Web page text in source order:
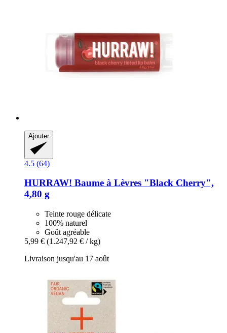
Ajouter
4.5 (64)
HURRAW! Baume à Lèvres "Black Cherry",
4,80 g
Teinte rouge délicate
100% naturel
Goût agréable
5,99 € (1.247,92 € / kg)
Livraison jusqu'au 17 août